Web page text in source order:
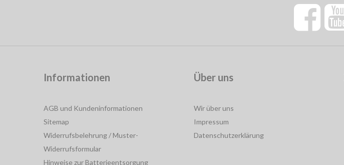
Informationen
AGB und Kundeninformationen
Sitemap
Widerrufsbelehrung / Muster-
Widerrufsformular
Hinweise zur Batterieentsorgung
Über uns
Wir über uns
Impressum
Datenschutzerklärung